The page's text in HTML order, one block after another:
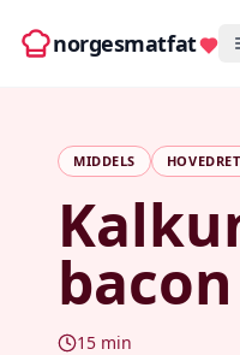
norgesmatfat
MIDDELS
15 min